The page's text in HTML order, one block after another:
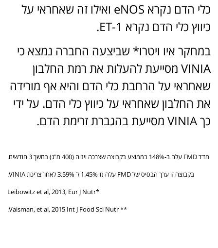
כלי הדם נקרא eNOS ואילו זה שאחראי על
כיווץ כלי הדם נקרא ET-1.
במחקר איו ויטרו* שביצעה החברה נמצא כי
VINIA מסייעת להעלות את רמת החלבון
שאחראי על הרחבת כלי הדם והיא אף מורידה
את החלבון שאחראי על כיווץ כלי הדם. על ידי
כך VINIA מסייעת בהגברת זרימת הדם.
מדד FMD עלה ב-148% בממוצע בקבוצה שצרכה ויניה (400 מ"ג) במשך 3 חודשים.
בקבוצה זו ערך הבסיס של FMD עלה מ-1.45% ל-3.59% לאחר צריכת VINIA.
*Leibowitz et al, 2013, Eur J Nutr
** Vaisman, et al, 2015 Int J Food Sci Nutr.